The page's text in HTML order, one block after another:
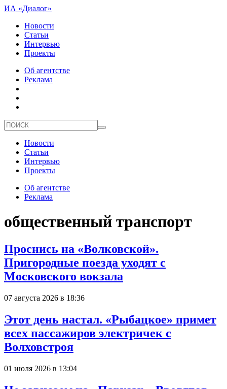
ИА «Диалог»
Новости
Статьи
Интервью
Проекты
Об агентстве
Реклама
Новости
Статьи
Интервью
Проекты
Об агентстве
Реклама
общественный транспорт
Проснись на «Волковской».
Пригородные поезда уходят с
Московского вокзала
07 августа 2026 в 18:36
Этот день настал. «Рыбацкое» примет
всех пассажиров электричек с
Волховстроя
01 июля 2026 в 13:04